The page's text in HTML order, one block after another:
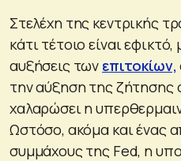
Στελέχη της κεντρικής
κάτι τέτοιο είναι εφικτό,
αυξήσεις των επιτοκίων,
την αύξηση της ζήτησης
χαλαρώσει η
Ωστόσο, ακόμα και ένας
συμμάχους της Fed, η